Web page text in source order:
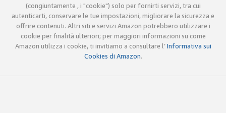
(congiuntamente , i "cookie") solo per fornirti servizi, tra cui
autenticarti, conservare le tue impostazioni, migliorare la sicurezza e
offrire contenuti. Altri siti e servizi Amazon potrebbero utilizzare i
cookie per finalità ulteriori; per maggiori informazioni su come
Amazon utilizza i cookie, ti invitiamo a consultare l’Informativa sui
Cookies di Amazon.